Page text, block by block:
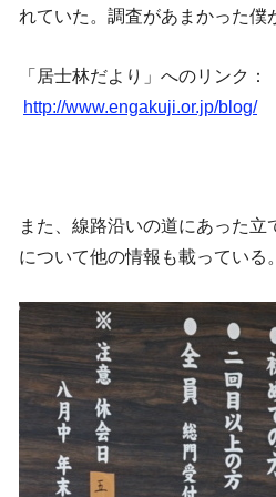
れていた。調査があまかった僕
「居士林だより」へのリンク：
http://www.engakuji.or.jp/blog/
また、線路沿いの道にあった立
について他の情報も載っている。